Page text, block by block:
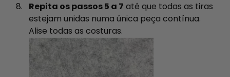
Repita os passos 5 a 7 até que todas as tiras
estejam unidas numa única peça contínua.
Alise todas as costuras.